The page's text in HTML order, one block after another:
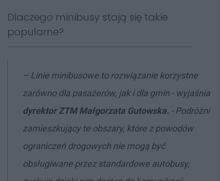
Dlaczego minibusy stają się takie
popularne?
– Linie minibusowe to rozwiązanie korzystne
zarówno dla pasażerów, jak i dla gmin - wyjaśnia
dyrektor ZTM Małgorzata Gutowska. - Podróżni
zamieszkujący te obszary, które z powodów
ograniczeń drogowych nie mogą być
obsługiwane przez standardowe autobusy,